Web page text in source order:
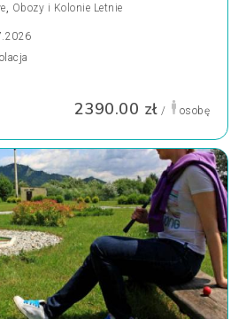
, Obozy i Kolonie Letnie
2390.00 zł / osobę